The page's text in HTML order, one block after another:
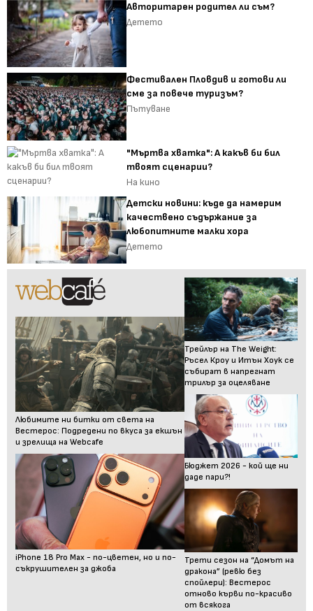
Авторитарен родител ли съм?
Детето
Фестивален Пловдив и готови ли
сме за повече туризъм?
Пътуване
"Мъртва хватка": А какъв би бил
твоят сценарии?
На кино
Детски новини: къде да намерим
качествено съдържание за
любопитните малки хора
Детето
Любимите ни битки от света на
Вестерос: Подредени по вкуса за екшън
и зрелища на Webcafe
iPhone 18 Pro Max - по-цветен, но и по-
съкрушителен за джоба
Трейлър на The Weight:
Ръсел Кроу и Итън Хоук се
събират в напрегнат
трилър за оцеляване
Бюджет 2026 - кой ще ни
даде пари?!
Трети сезон на “Домът на
дракона” (ревю без
спойлери): Вестерос
отново кърви по-красиво
от всякога